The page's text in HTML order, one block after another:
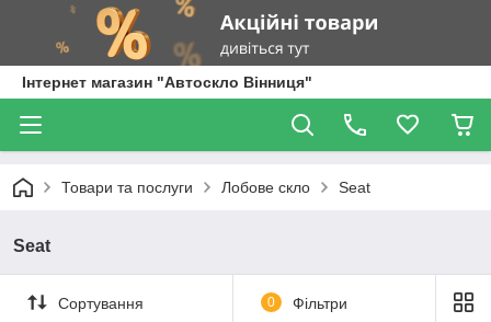
Інтернет магазин "Автоскло Вінниця"
Товари та послуги Лобове скло Seat
Seat
Сортування 0 Фільтри